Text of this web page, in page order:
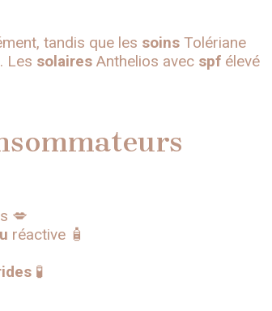
tandis que les soins Tolériane
Les solaires Anthelios avec spf élevé
💋
réactive 🧴
🧪